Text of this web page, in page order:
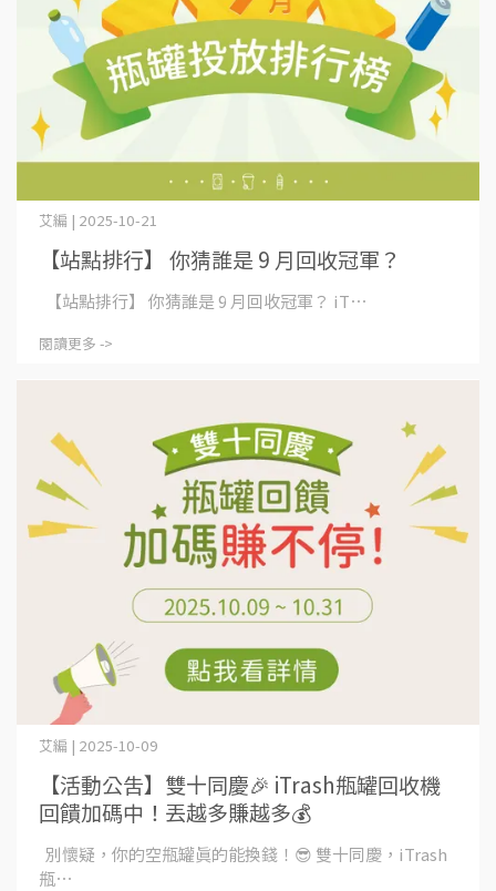
【站點排行】 你猜誰是 9 月回收冠軍？
艾編 | 2025-10-21
【站點排行】 你猜誰是 9 月回收冠軍？ iT⋯
閱讀更多 ->
【活動公告】雙十同慶🎉 iTrash瓶罐回收機
回饋加碼中！丟越多賺越多💰
艾編 | 2025-10-09
別懷疑，你的空瓶罐真的能換錢！😎 雙十同慶，iTrash
瓶⋯